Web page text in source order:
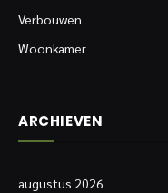
Verbouwen
Woonkamer
ARCHIEVEN
augustus 2026